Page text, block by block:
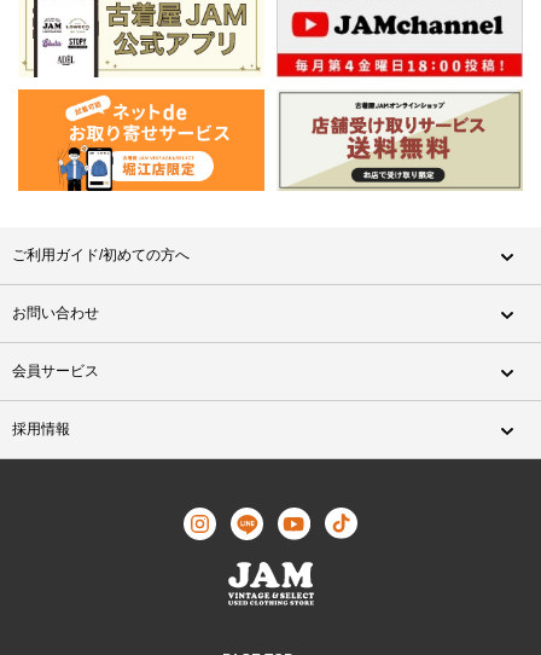
ご利用ガイド/初めての方へ
お問い合わせ
会員サービス
採用情報